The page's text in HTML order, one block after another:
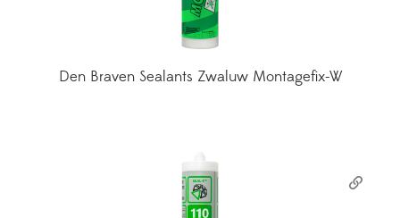
Den Braven Sealants Zwaluw Montagefix-W